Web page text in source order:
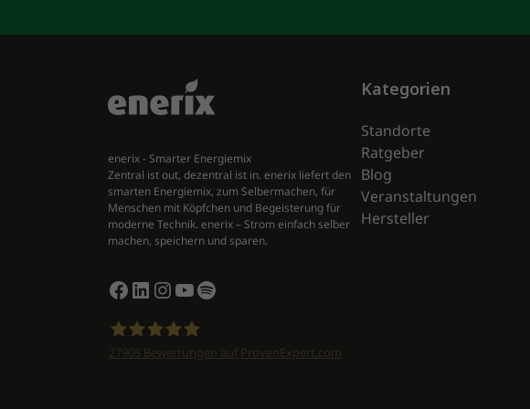
enerix - Smarter Energiemix
Zentral ist out, dezentral ist in. enerix liefert den
smarten Energiemix, zum Selbermachen, für
Menschen mit Köpfchen und Begeisterung für
moderne Technik. enerix – Strom einfach selber
machen, speichern und sparen.
Facebook
LinkedIn
Instagram
YouTube
Spotify
27905Bewertungen auf ProvenExpert.com
Kategorien
Standorte
Ratgeber
Blog
Veranstaltungen
Hersteller